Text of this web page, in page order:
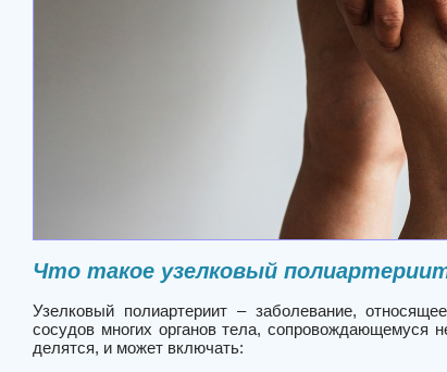
Что такое узелковый
Узелковый полиартериит – заболевание,
сосудов многих органов тела, сопровождающемуся
делятся, и может включать: